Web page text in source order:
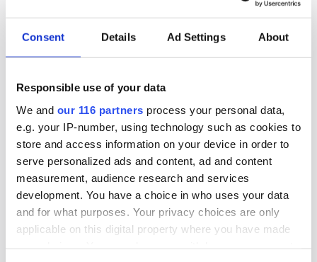
Consent Details Ad Settings About
Responsible use of your data
We and our 116 partners process your personal data,
e.g. your IP-number, using technology such as cookies to
store and access information on your device in order to
serve personalized ads and content, ad and content
measurement, audience research and services
development. You have a choice in who uses your data
and for what purposes. Your privacy choices are only
applicable on this digital property where you have made
Affärer Pr
2026-07-23, 07:46
Minskad lönsamhet på Hallvarsson
Pr-byrån Hallvarsson & Halvarsson tappade i
marginal och lönsamhet under 2025.
Affärer Pr
2026-07-20, 11:09
Kulturbyrå blir mindre